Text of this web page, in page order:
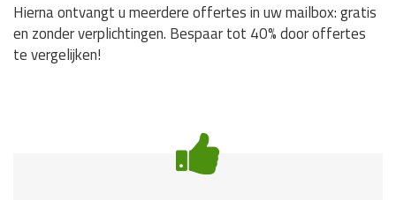
Hierna ontvangt u meerdere offertes in uw mailbox: gratis
en zonder verplichtingen. Bespaar tot 40% door offertes
te vergelijken!